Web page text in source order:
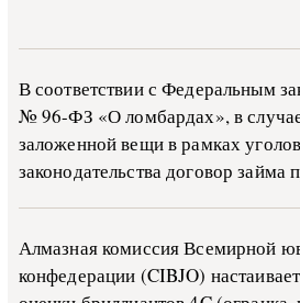
В со­о­т­вет­ствии с Фе­де­раль­ным
№ 96-ФЗ «О ло­м­бар­дах», в
за­ло­жен­ной ве­щи в ра­м­ках
за­ко­но­да­тель­ства до­го­вор зай­ма
Алмазная комиссия Всемирной
конфедерации (CIBJO)